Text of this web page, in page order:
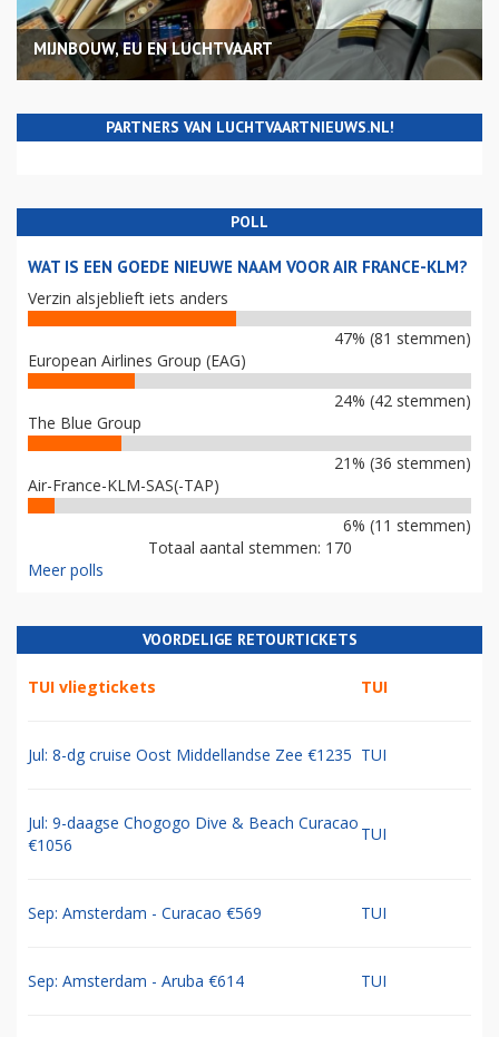
MIJNBOUW, EU EN LUCHTVAART
PARTNERS VAN LUCHTVAARTNIEUWS.NL!
POLL
WAT IS EEN GOEDE NIEUWE NAAM VOOR AIR FRANCE-KLM?
Verzin alsjeblieft iets anders
47% (81 stemmen)
European Airlines Group (EAG)
24% (42 stemmen)
The Blue Group
21% (36 stemmen)
Air-France-KLM-SAS(-TAP)
6% (11 stemmen)
Totaal aantal stemmen: 170
Meer polls
VOORDELIGE RETOURTICKETS
TUI vliegtickets TUI
Jul: 8-dg cruise Oost Middellandse Zee €1235 TUI
Jul: 9-daagse Chogogo Dive & Beach Curacao
€1056
TUI
Sep: Amsterdam - Curacao €569 TUI
Sep: Amsterdam - Aruba €614 TUI